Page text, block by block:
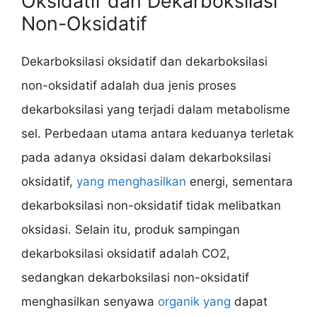
Non-Oksidatif
Dekarboksilasi oksidatif dan dekarboksilasi
non-oksidatif adalah dua jenis proses
dekarboksilasi yang terjadi dalam metabolisme
sel. Perbedaan utama antara keduanya terletak
pada adanya oksidasi dalam dekarboksilasi
oksidatif, yang menghasilkan energi, sementara
dekarboksilasi non-oksidatif tidak melibatkan
oksidasi. Selain itu, produk sampingan
dekarboksilasi oksidatif adalah CO2,
sedangkan dekarboksilasi non-oksidatif
menghasilkan senyawa organik yang dapat